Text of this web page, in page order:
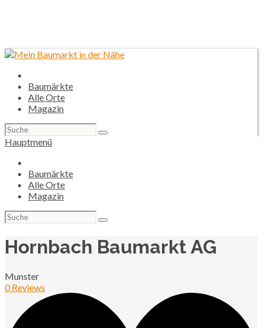
Baumärkte
Alle Orte
Magazin
Suchen
nach:
Hauptmenü
Baumärkte
Alle Orte
Magazin
Suchen
nach:
Hornbach Baumarkt AG
Munster
0 Reviews